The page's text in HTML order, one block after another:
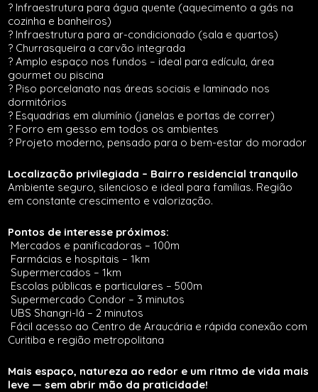
? Infraestrutura para água quente (aquecimento a gás na
cozinha e banheiros)
? Infraestrutura para ar-condicionado (sala e quartos)
? Churrasqueira a carvão integrada
? Amplo espaço nos fundos – ideal para edícula, área
gourmet ou piscina
? Piso porcelanato nas áreas sociais e laminado nos
dormitórios
? Esquadrias em alumínio (janelas e portas de correr)
? Forro em gesso em todos os ambientes
? Projeto moderno, pensado para o bem-estar do morador
Localização privilegiada – Bairro residencial tranquilo
Ambiente seguro, silencioso e ideal para famílias. Região
em constante crescimento e valorização.
Pontos de interesse próximos:
Mercados e panificadoras – 100m
Farmácias e hospitais – 1km
Supermercados – 1km
Escolas públicas e particulares – 500m
Supermercado Condor – 3 minutos
UBS Shangri-lá – 2 minutos
Fácil acesso ao Centro de Araucária e rápida conexão com
Curitiba e região metropolitana
Mais espaço, natureza ao redor e um ritmo de vida mais
leve — sem abrir mão da praticidade!